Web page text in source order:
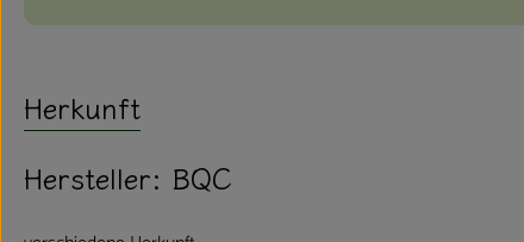
Herkunft
Hersteller: BQC